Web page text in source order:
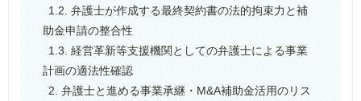
1.2. 弁護士が作成する最終契約書の法的拘束力と補
助金申請の整合性
1.3. 経営革新等支援機関としての弁護士による事業
計画の適法性確認
2. 弁護士と進める事業承継・M&A補助金活用のリス